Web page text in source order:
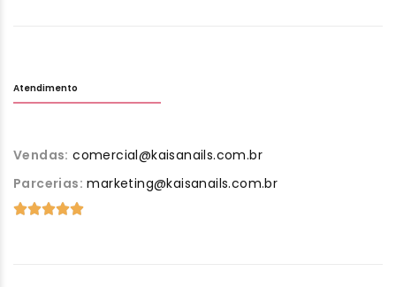
Atendimento
Vendas: comercial@kaisanails.com.br
Parcerias: marketing@kaisanails.com.br